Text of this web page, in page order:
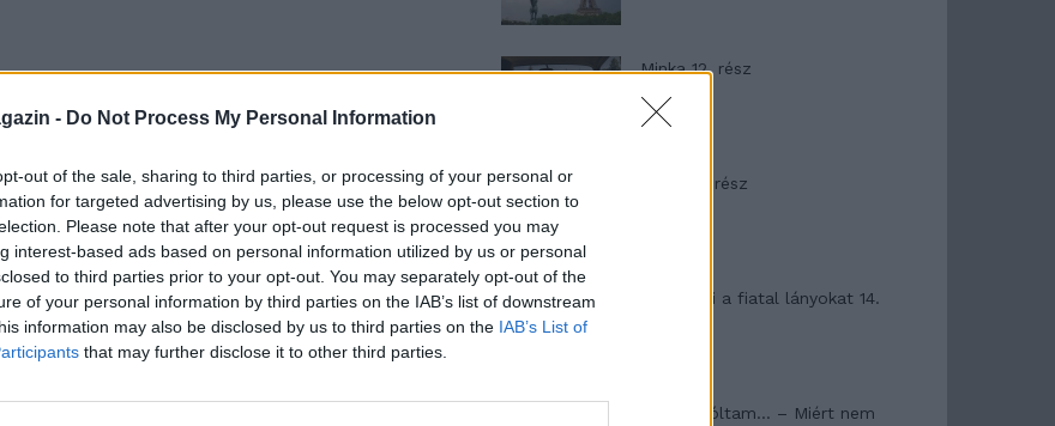
- Do Not Process My Personal Information
out of the sale, sharing to third parties, or processing of your personal or
for targeted advertising by us, please use the below opt-out section to
Please note that after your opt-out request is processed you may
interest-based ads based on personal information utilized by us or personal
to third parties prior to your opt-out. You may separately opt-out of the
of your personal information by third parties on the IAB’s list of downstream
information may also be disclosed by us to third parties on the IAB’s List of
that may further disclose it to other third parties.
Minka 12. rész
Minka 11. rész
T. szereti a fiatal lányokat 14.
Pedig szóltam… – Miért nem